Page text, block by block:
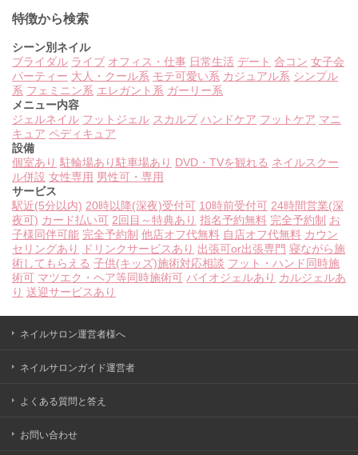
特徴から検索
シーン別ネイル
ブライダル ライブ オフィス・仕事 日常生活 デート 合コン 女子会
パーティー 大人・クール系 モテ可愛い系 カジュアル系 シンプル
系 フェミニン系 エレガント系 ガーリー系
メニュー内容
ジェルネイル フットジェル スカルプ ハンドケア フットケア マニ
キュア ペディキュア
設備
個室あり 駐輪場あり駐車場あり DVD・TVを観れる ネイルスクー
ル併設 女性専用 男性可・専用
サービス
駅近(5分以内) 20時以降(深夜)受付可 10時前受付可 24時間営業(深
夜可) カード払い可 2回目～特典あり 指名予約無料 完全予約制 お
子様同伴可能 完全予約制 他店オフ代無料 自店オフ代無料 カウン
セリングあり
ドリンクサービスあり 出張可or出張専門 寝ながら施
術してもらえる 子供(キッズ)施術対応相談 フット・ハンド同時施
術可 マツエク・ヘア等同時施術可 バイオジェルあり カルジェルあ
り 送迎サービスあり
ネイルサロン運営者様へ
ネイルサロンガイド運営者
よくある質問と答え
お問い合わせ